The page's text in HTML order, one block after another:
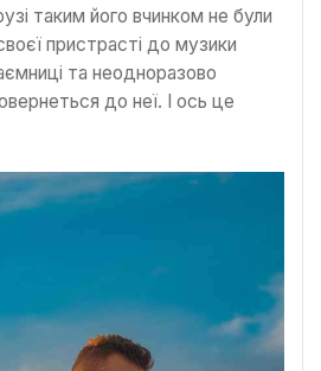
таким його вчинком не були
пристрасті до музики
та неодноразово
до неї. І ось це